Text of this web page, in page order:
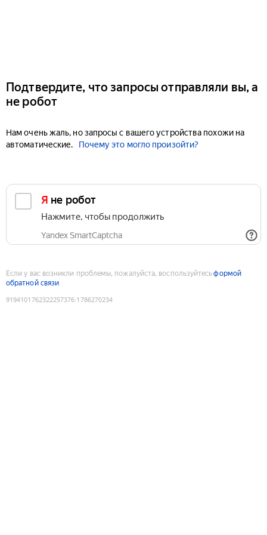
Подтвердите, что запросы отправляли вы, а
не робот
Нам очень жаль, но запросы с вашего устройства похожи на
автоматические.
Почему это могло произойти?
Я не робот
Нажмите, чтобы продолжить
Yandex SmartCaptcha
Если у вас возникли проблемы, пожалуйста, воспользуйтесьформой
обратной связи
9194101762322257376:1786270234